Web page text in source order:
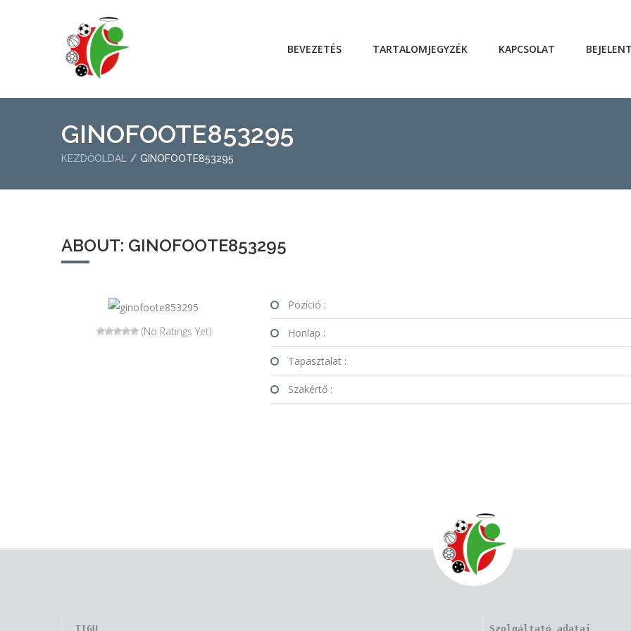
BEVEZETÉS TARTALOMJEGYZÉK KAPCSOLAT
GINOFOOTE853295
KEZDŐOLDAL GINOFOOTE853295
ABOUT: GINOFOOTE853295
(No Ratings Yet)
Pozíció :
Honlap :
Tapasztalat :
Szakértő :
TIGU Szolgáltató adatai